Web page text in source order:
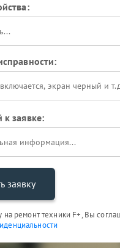
заявке:
заявку
на ремонт техники F+, Вы